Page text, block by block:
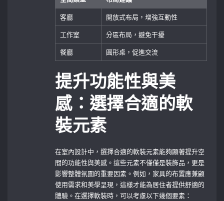
客廳
開放式布局，增強互動性
工作室
分區布局，避免干擾
餐廳
圓形桌，促進交流
提升功能性與美
感：選擇合適的軟
裝元素
在室內設計中，選擇合適的軟裝元素能夠顯著提升空
間的功能性與美感。這些元素不僅僅是裝飾品，更是
影響整體氛圍的重要因素。例如，家具的布置應兼顧
使用需求和美學呈現，這樣才能為居住者提供舒適的
體驗。在選擇軟裝時，可以考慮以下幾個要素：